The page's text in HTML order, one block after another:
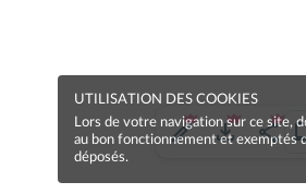
UTILISATION DES COOKIES
Lors de votre navigation sur ce site,
au bon fonctionnement et exemptés
déposés.